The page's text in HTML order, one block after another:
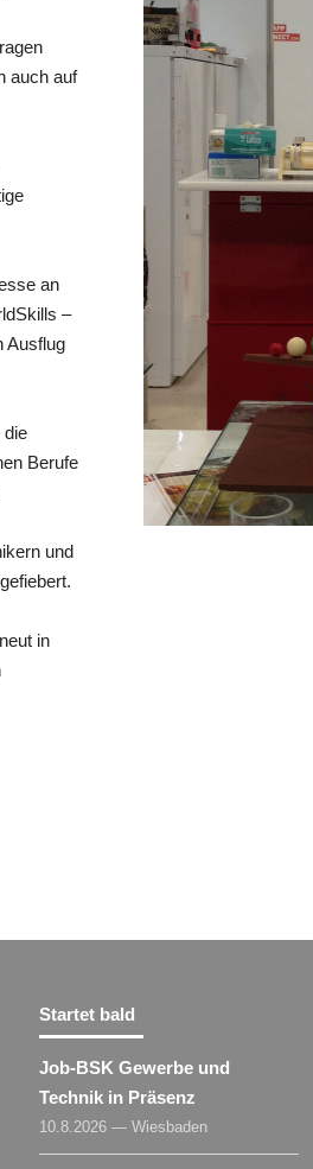
auch auf
an
–
Ausflug
die
Berufe
und
in
Startet bald
Job-BSK Gewerbe und
Technik in Präsenz
10.8.2026 — Wiesbaden